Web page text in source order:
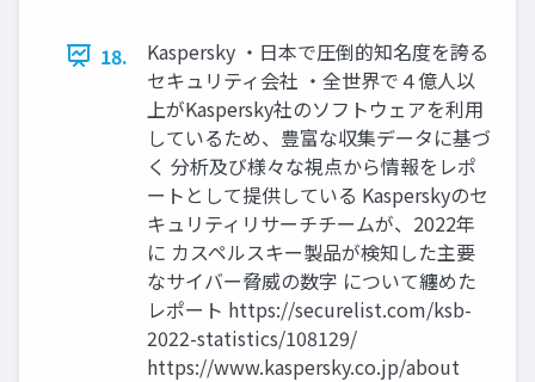
18.
Kaspersky ・日本で圧倒的知名度を誇る
セキュリティ会社 ・全世界で４億人以
上がKaspersky社のソフトウェアを利用
しているため、豊富な収集データに基づ
く 分析及び様々な視点から情報をレポ
ートとして提供している Kasperskyのセ
キュリティリサーチチームが、2022年
に カスペルスキー製品が検知した主要
なサイバー脅威の数字 について纏めた
レポート https://securelist.com/ksb-
2022-statistics/108129/
https://www.kaspersky.co.jp/about